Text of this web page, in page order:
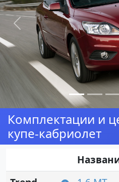
Предыдущая
Комплектации и
купе-кабриолет